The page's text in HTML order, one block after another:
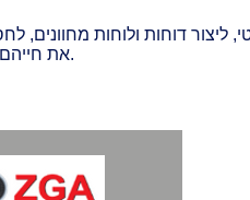
את חייהם.